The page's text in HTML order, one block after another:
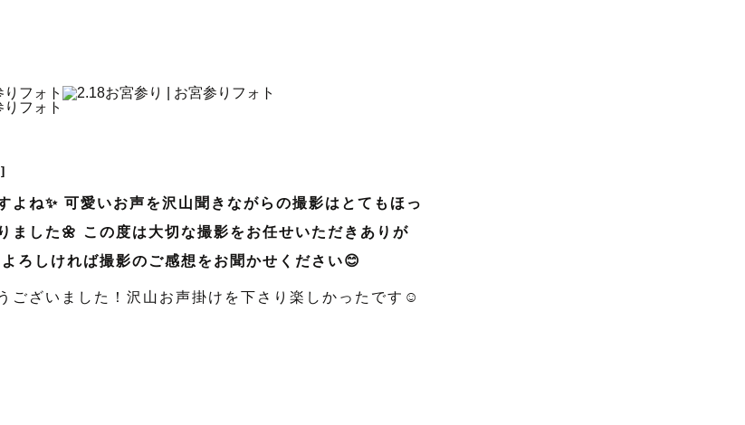
よね✨ 可愛いお声を沢山聞きながらの撮影はとてもほっ
ました🌼 この度は大切な撮影をお任せいただきありが
ろしければ撮影のご感想をお聞かせください😊
ございました！沢山お声掛けを下さり楽しかったです☺️